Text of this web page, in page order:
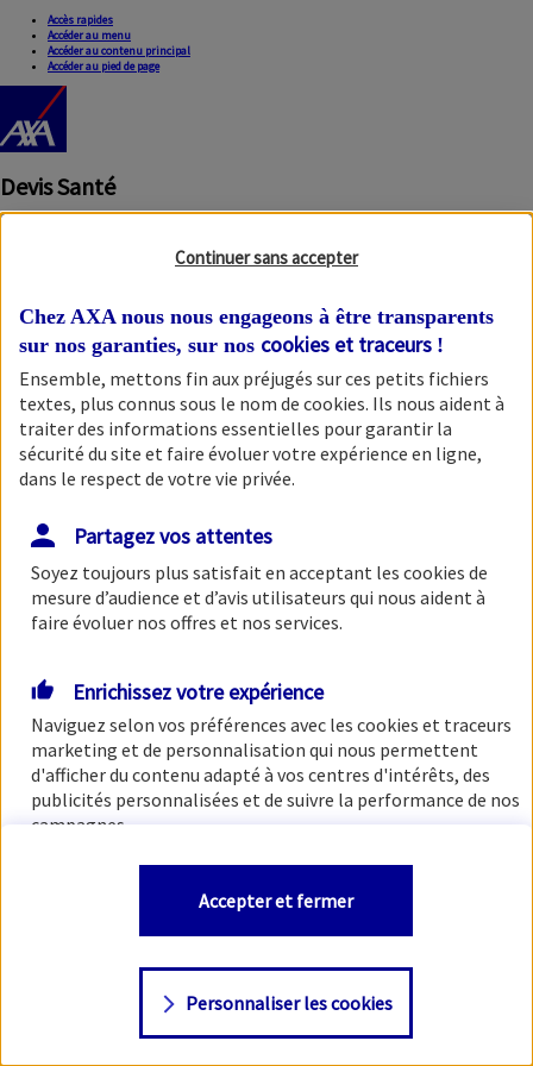
Accès rapides
Accéder au menu
Accéder au contenu principal
Accéder au pied de page
Devis Santé
Fermer la modale
Continuer sans accepter
Chez AXA nous nous engageons à être transparents
sur nos garanties, sur nos cookies et traceurs !
Ensemble, mettons fin aux préjugés sur ces petits fichiers
textes, plus connus sous le nom de cookies. Ils nous aident à
traiter des informations essentielles pour garantir la
sécurité du site et faire évoluer votre expérience en ligne,
dans le respect de votre vie privée.
Partagez vos attentes
Soyez toujours plus satisfait en acceptant les cookies de
mesure d’audience et d’avis utilisateurs qui nous aident à
faire évoluer nos offres et nos services.
Enrichissez votre expérience
Naviguez selon vos préférences avec les cookies et traceurs
marketing et de personnalisation qui nous permettent
d'afficher du contenu adapté à vos centres d'intérêts, des
publicités personnalisées et de suivre la performance de nos
campagnes.
Vous êtes libre de les accepter, de les refuser comme de
changer d'avis à tout moment en allant sur
Consulter notre politique decookies
Personnaliser les cookies
Accepter et fermer